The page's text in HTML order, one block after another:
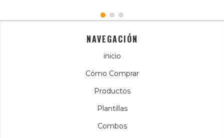
NAVEGACIÓN
inicio
Cómo Comprar
Productos
Plantillas
Combos